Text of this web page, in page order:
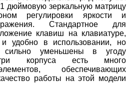
дюймовую зеркальную матрицу
регулировки яркости и
Стандартное для
клавиш на клавиатуре,
удобно в использовании, но
сильно уменьшены в угоду
корпуса есть много
обеспечивающих
работы на этой модели